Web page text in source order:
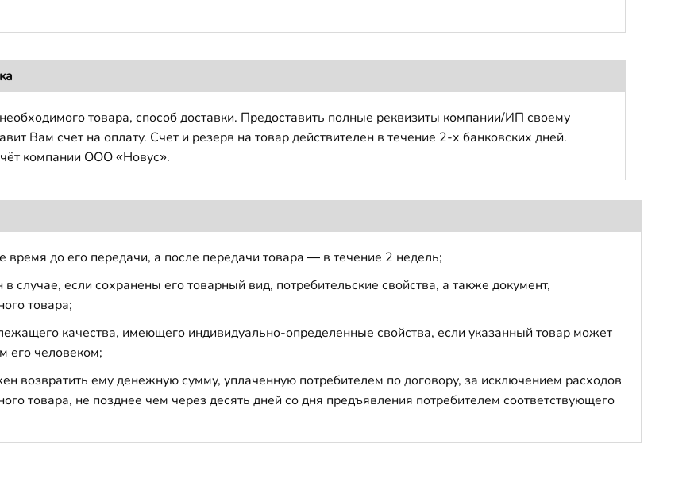
товара, способ доставки. Предоставить полные реквизиты компании/ИП своему
Вам счет на оплату. Счет и резерв на товар действителен в течение 2-х банковских дней.
компании ООО «Новус».
время до его передачи, а после передачи товара — в течение 2 недель;
если сохранены его товарный вид, потребительские свойства, а также документ,
товара;
качества, имеющего индивидуально-определенные свойства, если указанный товар может
его человеком;
возвратить ему денежную сумму, уплаченную потребителем по договору, за исключением расходов
товара, не позднее чем через десять дней со дня предъявления потребителем соответствующего